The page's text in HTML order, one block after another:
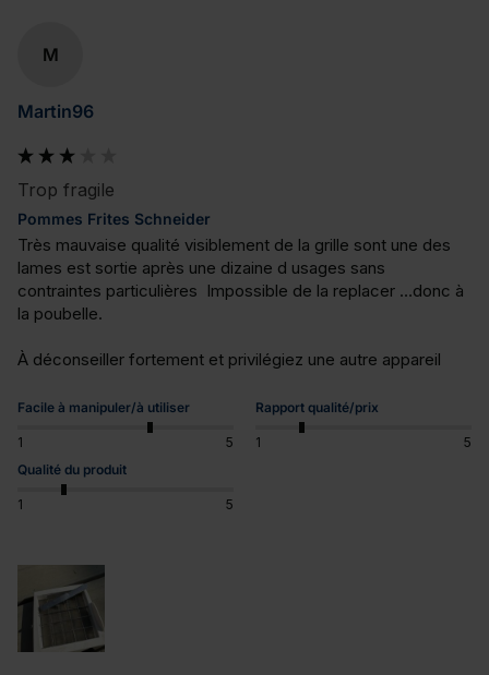
M
Martin96
Trop fragile
Pommes Frites Schneider
Très mauvaise qualité visiblement de la grille sont une des
lames est sortie après une dizaine d usages sans
contraintes particulières  Impossible de la replacer …donc à
la poubelle.
À déconseiller fortement et privilégiez une autre appareil
Facile à manipuler/à utiliser
1 5
Rapport qualité/prix
1
5
Qualité du produit
1 5